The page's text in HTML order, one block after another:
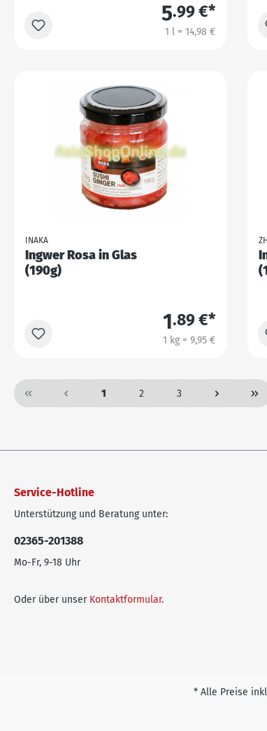
5.99 €*
1 l = 14,98 €
INAKA
Ingwer Rosa in Glas
(190g)
1.89 €*
1 kg = 9,95 €
1 2 3
Service-Hotline
Unterstützung und Beratung unter:
02365-201388
Mo-Fr, 9-18 Uhr
Oder über unser Kontaktformular.
* Alle Preise